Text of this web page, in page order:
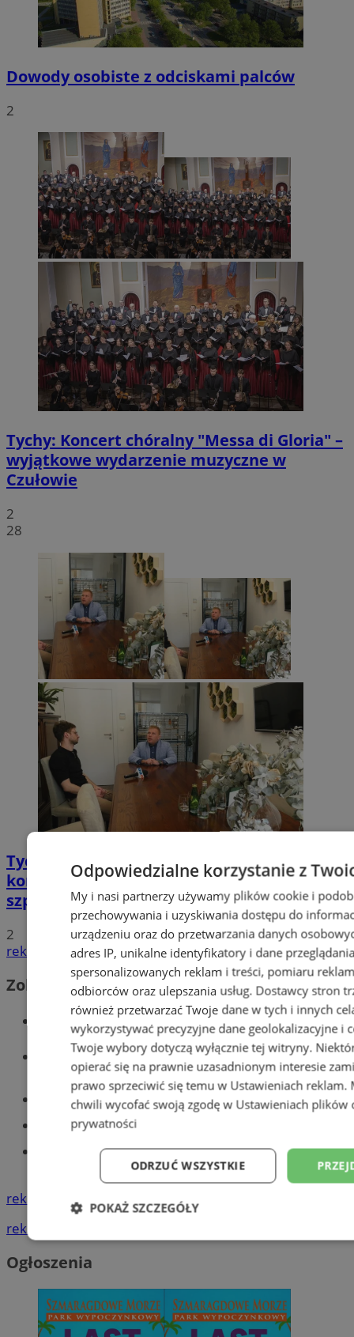
Dowody osobiste z odciskami palców
2
Tychy: Koncert chóralny "Messa di Gloria" –
wyjątkowe wydarzenie muzyczne w
Czułowie
2
28
Tychy: Bitcoiny i Fundacja TVS walczą z
koronawirusem. Ogromna darowizna dla
szpitala
2
reklama
Zobacz również
Wiadomości kryminalne w Tychach
Wiadomości lokalne
Części samochodowe do -70%!
Tworzenie stron www - Tychy
Znajdź pracę - codziennie nowe
reklama
reklama
Ogłoszenia
Odpowiedzialne korzystanie z
My i nasi partnerzy używamy plików cookie i
przechowywania i uzyskiwania dostępu do
urządzeniu oraz do przetwarzania danych
adres IP, unikalne identyfikatory i dane
spersonalizowanych reklam i treści, pomiaru
odbiorców oraz ulepszania usług. Dostawcy stron
również przetwarzać Twoje dane w tych i innych
wykorzystywać precyzyjne dane geolokalizacyjne i
Twoje wybory dotyczą wyłącznie tej witryny.
opierać się na prawnie uzasadnionym interesie
prawo sprzeciwić się temu w Ustawieniach reklam.
chwili wycofać swoją zgodę w Ustawieniach plików
prywatności
ODRZUĆ WSZYSTKIE
POKAŻ SZCZEGÓŁY
Niezbędne Wydajność
Niesklasyfikowane